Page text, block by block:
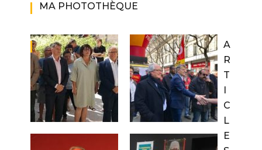
MA PHOTOTHÈQUE
A
R
T
I
C
L
E